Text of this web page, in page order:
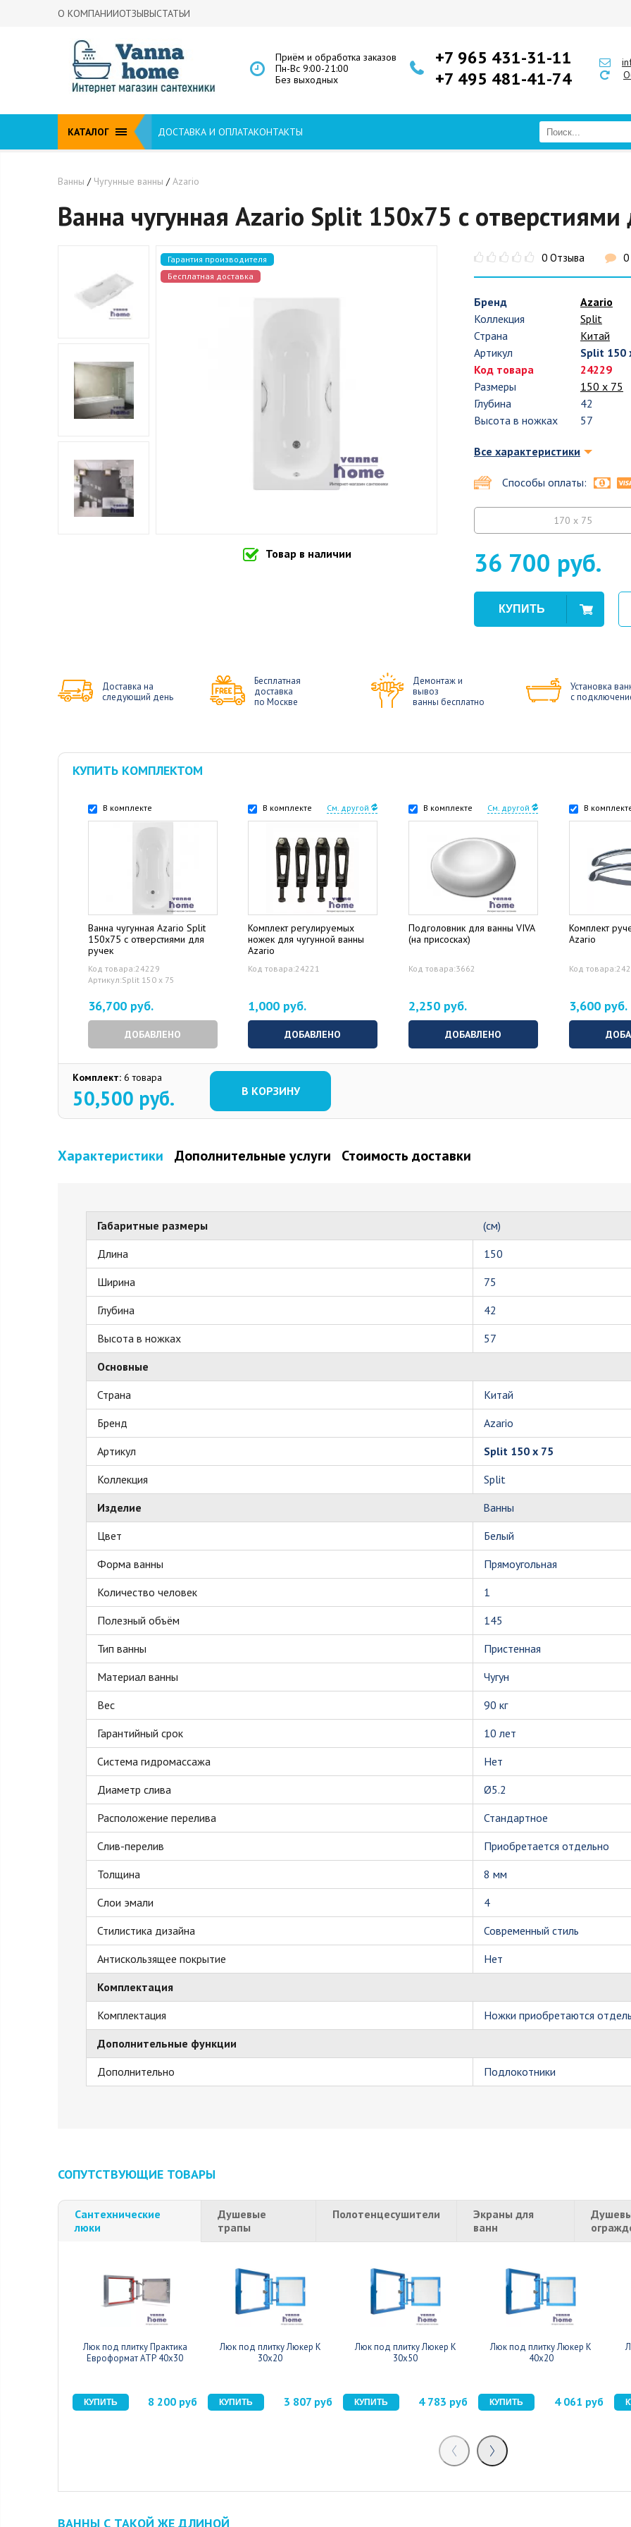
О КОМПАНИИОТЗЫВЫСТАТЬИ
Приём и обработка заказов
Пн-Вс 9:00-21:00
Без выходных
+7 965 431-31-11
+7 495 481-41-74
КАТАЛОГ ДОСТАВКА И ОПЛАТАКОНТАКТЫ
Ванны / Чугунные ванны /Azario
Ванна чугунная Azario Split 150x75 с отверстиями
Бесплатная доставка
Гарантия производителя
Товар в наличии
0 Отзыва 0
Бренд
Azario
Коллекция
Split
Страна
Китай
Артикул
Split 150
Код товара
24229
Размеры
150 х 75
Глубина
42
Высота в ножках
57
Все характеристики
Способы оплаты:
170 x 75
36 700 руб.
Доставка на
следующий день
Бесплатная
доставка
по Москве
Демонтаж и
вывоз
ванны бесплатно
Установка
с
КУПИТЬ КОМПЛЕКТОМ
В комплекте
Ванна чугунная Azario Split
150x75 с отверстиями для
ручек
Код товара:24229
Артикул:Split 150 x 75
36,700 руб.
ДОБАВЛЕНО
В комплекте См. другой
Комплект регулируемых
ножек для чугунной ванны
Azario
Код товара:24221
1,000 руб.
ДОБАВЛЕНО
В комплекте См. другой
Подголовник для ванны VIVA
(на присосках)
Код товара:3662
2,250 руб.
ДОБАВЛЕНО
В
Комплект
Azario
Код
3,600 руб.
Комплект: 6 товара
50,500 руб. В КОРЗИНУ
Характеристики Дополнительные услуги Стоимость доставки
Габаритные размеры
(см)
Длина
150
Ширина
75
Глубина
42
Высота в ножках
57
Основные
Страна
Китай
Бренд
Azario
Артикул
Split 150 x 75
Коллекция
Split
Изделие
Ванны
Цвет
Белый
Форма ванны
Прямоугольная
Количество человек
1
Полезный объём
145
Тип ванны
Пристенная
Материал ванны
Чугун
Вес
90 кг
Гарантийный срок
10 лет
Система гидромассажа
Нет
Диаметр слива
Ø5.2
Расположение перелива
Стандартное
Слив-перелив
Приобретается отдельно
Толщина
8 мм
Слои эмали
4
Стилистика дизайна
Современный стиль
Антискользящее покрытие
Нет
Комплектация
Комплектация
Ножки приобретаются
Дополнительные функции
Дополнительно
Подлокотники
СОПУТСТВУЮЩИЕ ТОВАРЫ
Сантехнические
люки
Душевые
трапы
Полотенцесушители
Экраны для
ванн
Люк под плитку Практика
Евроформат АТР 40x30
8 200 руб
Люк под плитку Люкер К
30x20
3 807 руб
Люк под плитку Люкер К
30x50
4 783 руб
Люк под плитку Люкер К
40x20
4 061 руб
ВАННЫ С ТАКОЙ ЖЕ ДЛИНОЙ